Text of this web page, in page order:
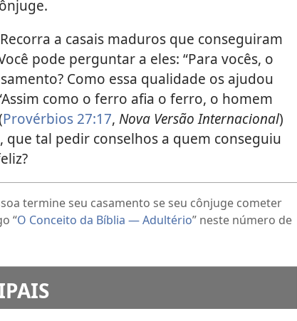
Recorra a casais maduros que conseguiram
pode perguntar a eles: “Para vocês, o
Como essa qualidade os ajudou
como o ferro afia o ferro, o homem
Provérbios 27:17, Nova Versão Internacional)
que tal pedir conselhos a quem conseguiu
termine seu casamento se seu cônjuge cometer
“O Conceito da Bíblia — Adultério” neste número de